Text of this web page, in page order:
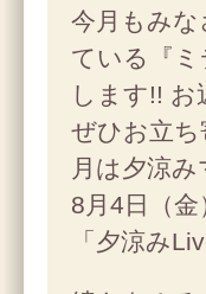
今月もみ
ている『
します!! お
ぜひお立
月は夕涼み
8月4日（
「夕涼み